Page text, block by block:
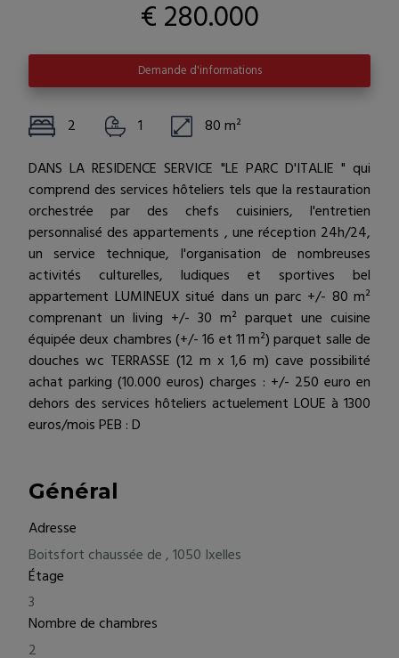
€ 280.000
Demande d'informations
2 1
80 m²
DANS LA RESIDENCE SERVICE "LE PARC D'ITALIE " qui
comprend des services hôteliers tels que la restauration
orchestrée par des chefs cuisiniers, l'entretien
personnalisé des appartements , une réception 24h/24,
un service technique, l'organisation de nombreuses
activités culturelles, ludiques et sportives bel
appartement LUMINEUX situé dans un parc +/- 80 m²
comprenant un living +/- 30 m² parquet une cuisine
équipée deux chambres (+/- 16 et 11 m²) parquet salle de
douches wc TERRASSE (12 m x 1,6 m) cave possibilité
achat parking (10.000 euros) charges : +/- 250 euro en
dehors des services hôteliers actuelement LOUE à 1300
euros/mois PEB : D
Général
Adresse
Boitsfort chaussée de , 1050 Ixelles
Étage
3
Nombre de chambres
2